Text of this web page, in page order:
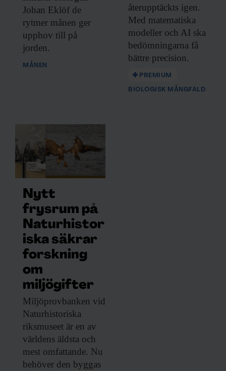
Dessa kan i sin tur kombinera informationen med annan
information som du har tillhandahållit eller som de har
samlat in när du har använt deras tjänster.
Johan Eklöf de
rytmer månen ger
upphov till på
jorden.
MÅNEN
återupptäckts igen.
Med matematiska
modeller och AI ska
bedömningarna få
bättre precision.
PREMIUM
BIOLOGISK MÅNGFALD
Nytt
frysrum på
Naturhistor
iska säkrar
forskning
om
miljögifter
Miljöprovbanken vid
Naturhistoriska
riksmuseet är en av
världens äldsta och
mest omfattande. Nu
behöver den byggas